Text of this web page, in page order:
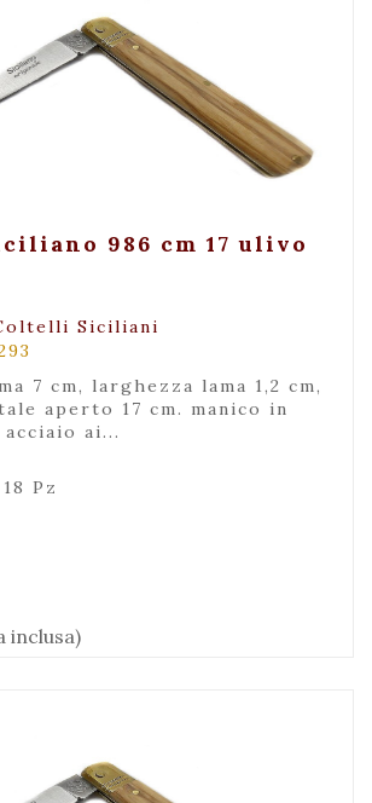
+ Visualizza
986 cm 17 ulivo
Siciliani
aperto 17 cm. manico in
ai...
Pz
inclusa)